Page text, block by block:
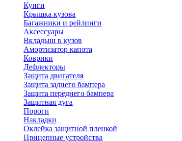
Кунги
Крышка кузова
Багажники и рейлинги
Аксессуары
Вкладыш в кузов
Амортизатор капота
Коврики
Дефлекторы
Защита двигателя
Защита заднего бампера
Защита переднего бампера
Защитная дуга
Пороги
Накладки
Оклейка защитной пленкой
Прицепные устройства